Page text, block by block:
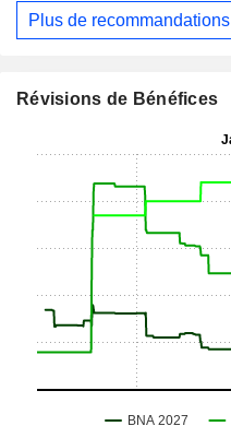
Plus de recommandations
Révisions de Bénéfices